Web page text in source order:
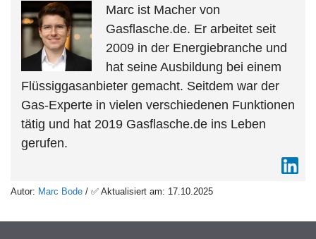
Marc ist Macher von
Gasflasche.de. Er arbeitet seit
2009 in der Energiebranche und
hat seine Ausbildung bei einem
Flüssiggasanbieter gemacht. Seitdem war der
Gas-Experte in vielen verschiedenen Funktionen
tätig und hat 2019 Gasflasche.de ins Leben
gerufen.
Autor: Marc Bode / ✅ Aktualisiert am: 17.10.2025